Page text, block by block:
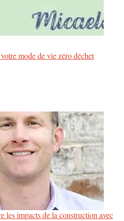
mode de vie zéro déchet
les impacts de la construction avec